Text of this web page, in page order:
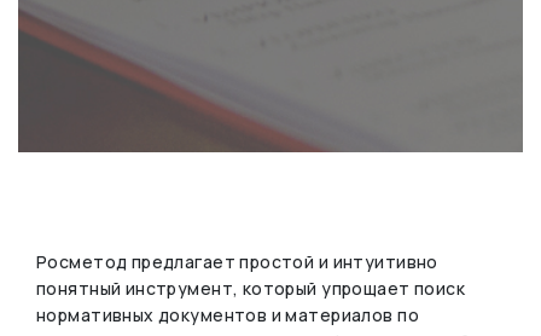
Росметод предлагает простой и интуитивно
понятный инструмент, который упрощает поиск
нормативных документов и материалов по